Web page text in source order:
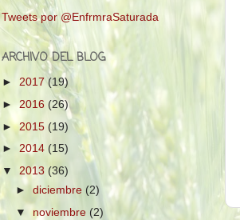
Tweets por @EnfrmraSaturada
ARCHIVO DEL BLOG
► 2017 (19)
►2016 (26)
►2015 (19)
► 2014 (15)
▼ 2013 (36)
► diciembre (2)
▼ noviembre (2)